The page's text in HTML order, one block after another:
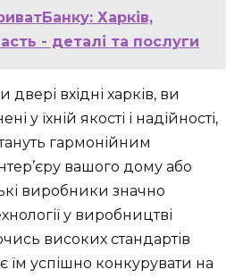
Харків,
- деталі та послуги
вхідні харків, ви
у їхній якості і надійності,
гармонійним
вашого дому або
виробники значно
у виробництві
високих стандартів
їм успішно конкурувати на